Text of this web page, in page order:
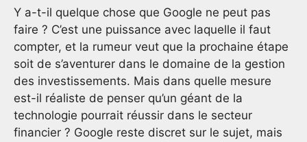
Y a-t-il quelque chose que Google ne peut pas
faire ? C’est une puissance avec laquelle il faut
compter, et la rumeur veut que la prochaine étape
soit de s’aventurer dans le domaine de la gestion
des investissements. Mais dans quelle mesure
est-il réaliste de penser qu’un géant de la
technologie pourrait réussir dans le secteur
financier ? Google reste discret sur le sujet, mais